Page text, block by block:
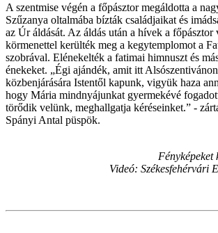
A szentmise végén a főpásztor megáldotta a
Szűzanya oltalmába bízták családjaikat és
az Úr áldását. Az áldás után a hívek a főpásztor
körmenettel kerülték meg a kegytemplomot a
szobrával. Elénekelték a fatimai himnuszt és
énekeket. „Égi ajándék, amit itt
közbenjárására Istentől kapunk, vigyük haza
hogy Mária mindnyájunkat gyermekévé
törődik velünk, meghallgatja kéréseinket.” -
Spányi Antal püspök.
Fényképeket
Videó: Székesfehérvári